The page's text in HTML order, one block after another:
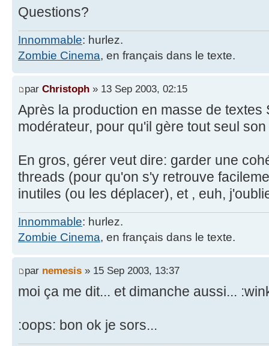
Questions?
Innommable: hurlez.
Zombie Cinema, en français dans le texte.
par Christoph » 13 Sep 2003, 02:15
Après la production en masse de textes
modérateur, pour qu'il gère tout seul
En gros, gérer veut dire: garder une
threads (pour qu'on s'y retrouve
inutiles (ou les déplacer), et , euh,
Innommable: hurlez.
Zombie Cinema, en français dans le texte.
par nemesis » 15 Sep 2003, 13:37
moi ça me dit... et dimanche aussi...
:oops: bon ok je sors...